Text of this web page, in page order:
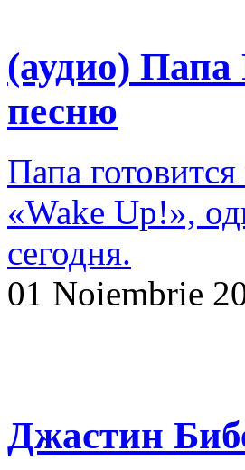
(аудио)
песню
Папа
«Wake Up!»,
сегодня.
01 Noiembrie
Джастин